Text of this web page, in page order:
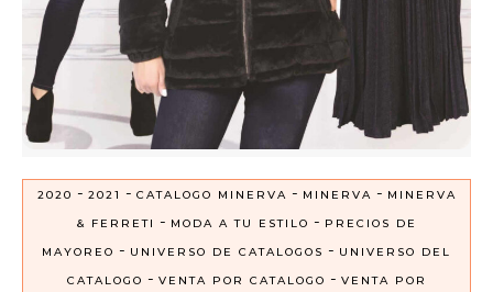
2020 - 2021 - CATALOGO MINERVA - MINERVA - MINERVA
& FERRETI
- MODA A TU ESTILO - PRECIOS DE
MAYOREO - UNIVERSO DE CATALOGOS - UNIVERSO DEL
CATALOGO - VENTA POR CATALOGO - VENTA POR